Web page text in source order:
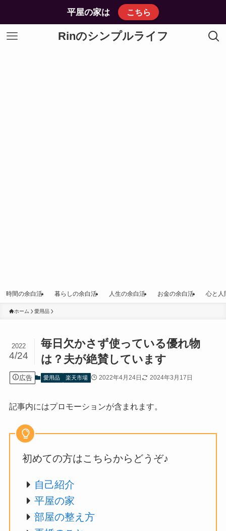
平屋の家は こちら
Rinのシンプルライフ
時間の余白活 暮らしの余白活 人生の余白活 お金の余白活 心と人
ホーム 愛用品
毎日欠かさず使っている優れ物
は？夫が絶賛しています
2022
4/24
広告 愛用品 楽天市場 2022年4月24日 2024年3月17日
記事内にはプロモーションが含まれます。
初めての方はこちらからどうぞ♪
自己紹介
平屋の家
部屋の整え方